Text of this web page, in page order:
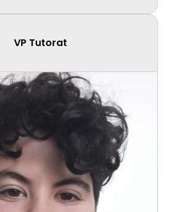
VP Tutorat